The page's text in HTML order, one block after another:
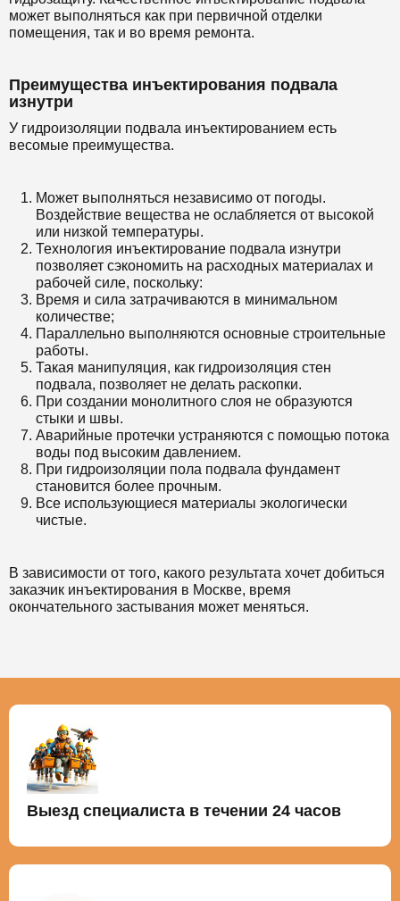
может выполняться как при первичной отделки
помещения, так и во время ремонта.
Преимущества инъектирования подвала
изнутри
У гидроизоляции подвала инъектированием есть
весомые преимущества.
Может выполняться независимо от погоды.
Воздействие вещества не ослабляется от высокой
или низкой температуры.
Технология инъектирование подвала изнутри
позволяет сэкономить на расходных материалах и
рабочей силе, поскольку:
Время и сила затрачиваются в минимальном
количестве;
Параллельно выполняются основные строительные
работы.
Такая манипуляция, как гидроизоляция стен
подвала, позволяет не делать раскопки.
При создании монолитного слоя не образуются
стыки и швы.
Аварийные протечки устраняются с помощью потока
воды под высоким давлением.
При гидроизоляции пола подвала фундамент
становится более прочным.
Все использующиеся материалы экологически
чистые.
В зависимости от того, какого результата хочет добиться
заказчик инъектирования в Москве, время
окончательного застывания может меняться.
Выезд специалиста в течении 24 часов